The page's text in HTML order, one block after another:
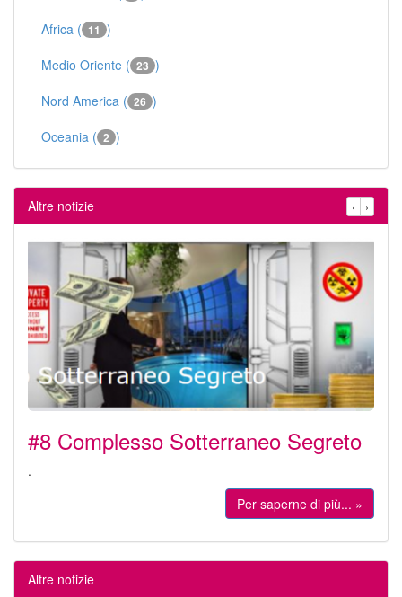
Africa ( 11 )
Medio Oriente ( 23 )
Nord America ( 26 )
Oceania ( 2 )
Altre notizie ‹ ›
#8 Complesso Sotterraneo Segreto
.
Per saperne di più... »
Altre notizie